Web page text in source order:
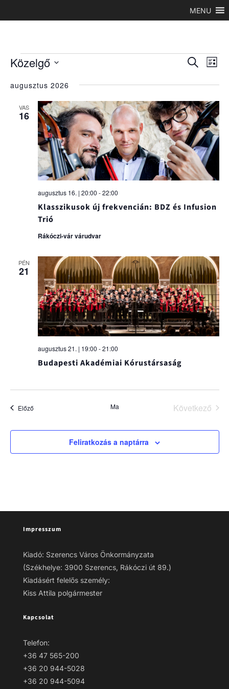
MENU
Események
és
nézet
Keresett
Lista
Közelgő
kiválasztása.
augusztus 2026
VAS
16
Klasszikusok új frekvencián: BDZ és Infusion
Trió
augusztus 16. | 20:00 -22:00
Rákóczi-vár várudvar
PÉN
21
Budapesti Akadémiai Kórustársaság
augusztus 21. | 19:00 -21:00
ElőzőEsemények Ma
Következő
Feliratkozás a naptárra
Impresszum
Kiadó: Szerencs Város Önkormányzata
(Székhelye: 3900 Szerencs, Rákóczi út 89.)
Kiadásért felelős személy:
Kiss Attila polgármester
Kapcsolat
Telefon:
+36 47 565-200
+36 20 944-5028
+36 20 944-5094